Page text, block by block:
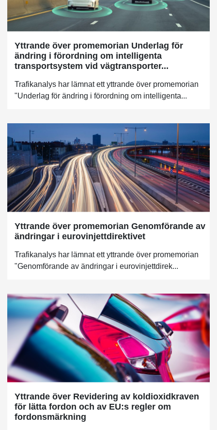
Yttrande över promemorian Underlag för
ändring i förordning om intelligenta
transportsystem vid vägtransporter...
Trafikanalys har lämnat ett yttrande över promemorian
"Underlag för ändring i förordning om intelligenta...
Yttrande över promemorian Genomförande av
ändringar i eurovinjettdirektivet
Trafikanalys har lämnat ett yttrande över promemorian
"Genomförande av ändringar i eurovinjettdirek...
Yttrande över Revidering av koldioxidkraven
för lätta fordon och av EU:s regler om
fordonsmärkning